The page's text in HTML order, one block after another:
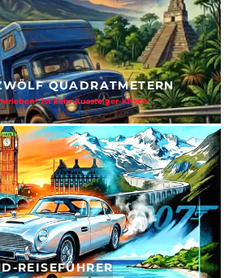
QUADRATMETERN
ist kein Aussteiger-Kitsch
REISEFÜHRER
für Filmfans